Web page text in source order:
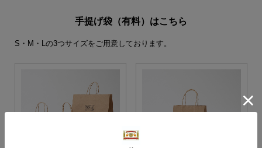
手提げ袋（有料）はこちら
S・M・Lの3つサイズをご用意しております。